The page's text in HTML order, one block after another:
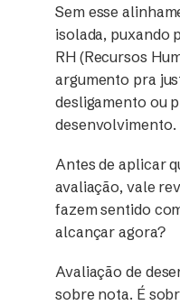
Sem esse
isolada, puxando
RH (Recursos
argumento pra
desligamento ou
desenvolvimento.
Antes de aplicar
avaliação, vale
fazem sentido
alcançar agora?
Avaliação de
sobre nota. É